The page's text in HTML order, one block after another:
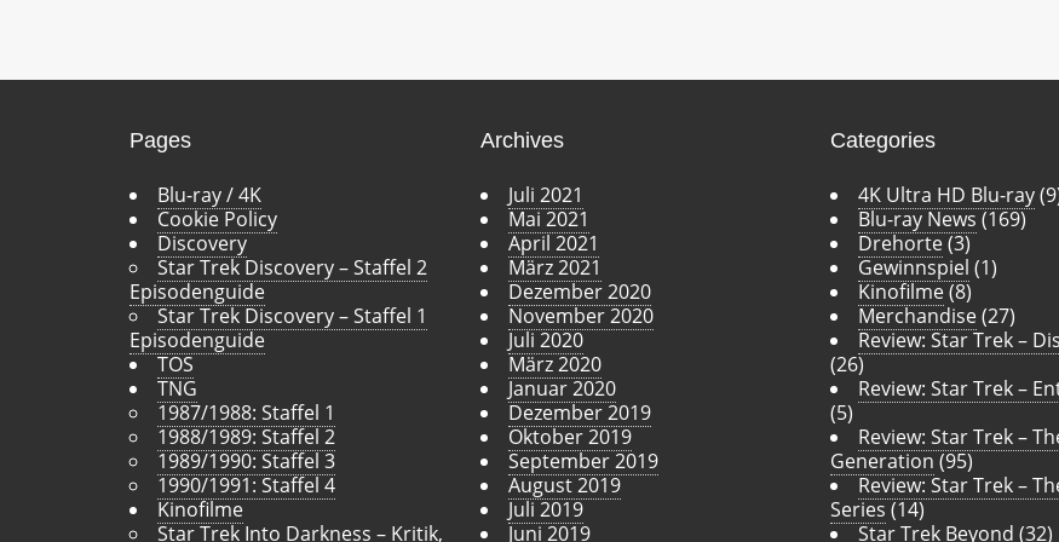
Pages
Blu-ray / 4K
Cookie Policy
Discovery
Star Trek Discovery – Staffel 2
Episodenguide
Star Trek Discovery – Staffel 1
Episodenguide
TOS
TNG
1987/1988: Staffel 1
1988/1989: Staffel 2
1989/1990: Staffel 3
1990/1991: Staffel 4
Kinofilme
Star Trek Into Darkness – Kritik,
Archives
Juli 2021
Mai 2021
April 2021
März 2021
Dezember 2020
November 2020
Juli 2020
März 2020
Januar 2020
Dezember 2019
Oktober 2019
September 2019
August 2019
Juli 2019
Juni 2019
Categories
4K Ultra HD Blu-ray
Blu-ray News (169)
Drehorte(3)
Gewinnspiel (1)
Kinofilme(8)
Merchandise(27)
Review: Star Trek –
(26)
Review: Star Trek –
(5)
Review: Star Trek –
Generation (95)
Review: Star Trek –
Series (14)
Star Trek Beyond (32)